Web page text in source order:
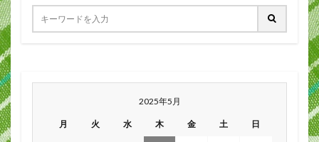
2025年5月
月 火 水 木 金 土 日